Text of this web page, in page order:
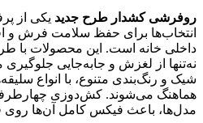
روفرشی کشدار طرح جدید یکی از
انتخاب‌ها برای حفظ سلامت فرش و
داخلی خانه است. این محصولات با
نه‌تنها از لغزش و جابه‌جایی
شیک و رنگ‌بندی متنوع، با انواع
هماهنگ می‌شوند. کش‌دوزی
مدل‌ها، باعث فیکس کامل آن‌ها